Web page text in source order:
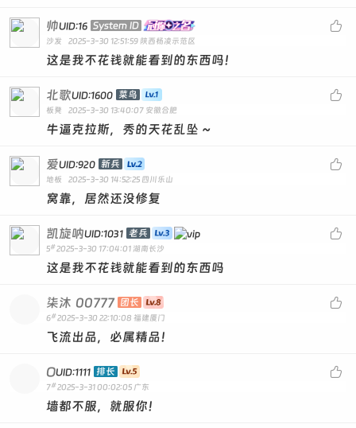

帅UID:16 System ID
沙发 2025-3-30 12:51:59 陕西杨凌示范区
这是我不花钱就能看到的东西吗！

北歌UID:1600 菜鸟
板凳 2025-3-30 13:40:07 安徽合肥
牛逼克拉斯，秀的天花乱坠 ~

爱UID:920 新兵
地板 2025-3-30 14:52:25 四川乐山
窝靠，居然还没修复

凯旋呐UID:1031 老兵
5# 2025-3-30 17:04:01 湖南长沙
这是我不花钱就能看到的东西吗

柒沐 00777 团长
6# 2025-3-30 22:10:08 福建厦门
飞流出品，必属精品！

OUID:1111 排长
7# 2025-3-31 00:02:05 广东
墙都不服，就服你！